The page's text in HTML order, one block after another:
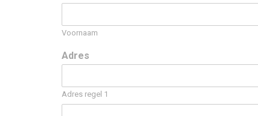
Voornaam
Adres
Adres regel 1